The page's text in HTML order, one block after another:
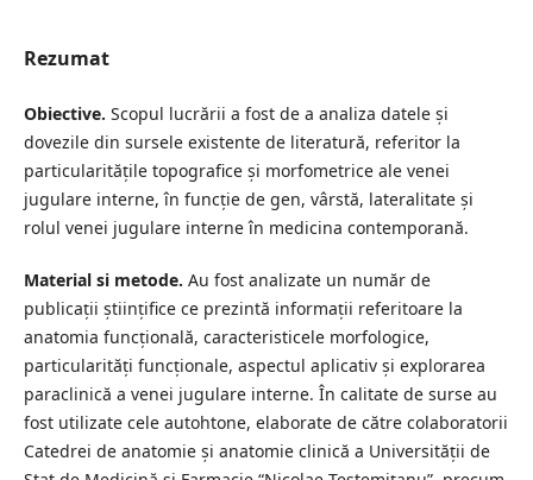
Rezumat
Obiective. Scopul lucrării a fost de a analiza datele și
dovezile din sursele existente de literatură, referitor la
particularitățile topografice și morfometrice ale venei
jugulare interne, în funcție de gen, vârstă, lateralitate și
rolul venei jugulare interne în medicina contemporană.
Material si metode. Au fost analizate un număr de
publicații științifice ce prezintă informații referitoare la
anatomia funcțională, caracteristicele morfologice,
particularități funcționale, aspectul aplicativ și explorarea
paraclinică a venei jugulare interne. În calitate de surse au
fost utilizate cele autohtone, elaborate de către colaboratorii
Catedrei de anatomie și anatomie clinică a Universității de